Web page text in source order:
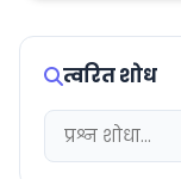
त्वरित शोध